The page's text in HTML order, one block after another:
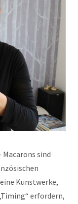
sind
Kunstwerke,
erfordern,